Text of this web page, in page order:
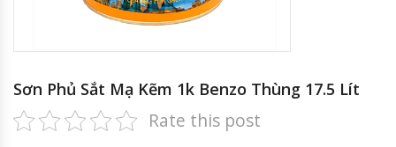
Sơn Phủ Sắt Mạ Kẽm 1k Benzo Thùng 17.5 Lít
Rate this post